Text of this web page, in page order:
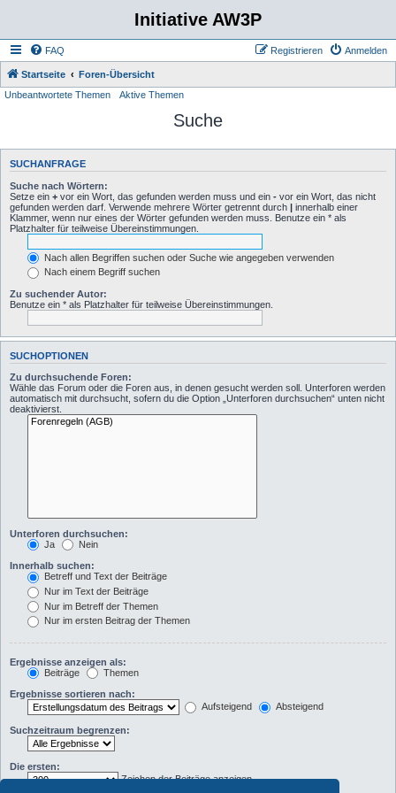
Initiative AW3P
FAQ Anmelden
Registrieren
Startseite
Foren-Übersicht
Unbeantwortete Themen
Aktive Themen
Suche
SUCHANFRAGE
Suche nach Wörtern:
Setze ein + vor ein Wort, das gefunden werden muss und ein - vor ein Wort, das nicht
gefunden werden darf. Verwende mehrere Wörter getrennt durch | innerhalb einer
Klammer, wenn nur eines der Wörter gefunden werden muss. Benutze ein * als
Platzhalter für teilweise Übereinstimmungen.
Nach allen Begriffen suchen oder Suche wie angegeben verwenden
Nach einem Begriff suchen
Zu suchender Autor:
Benutze ein * als Platzhalter für teilweise Übereinstimmungen.
SUCHOPTIONEN
Zu durchsuchende Foren:
Wähle das Forum oder die Foren aus, in denen gesucht werden soll. Unterforen werden
automatisch mit durchsucht, sofern du die Option „Unterforen durchsuchen“ unten nicht
deaktivierst.
Unterforen durchsuchen:
Ja
Nein
Innerhalb suchen:
Betreff und Text der Beiträge
Nur im Text der Beiträge
Nur im Betreff der Themen
Nur im ersten Beitrag der Themen
Ergebnisse anzeigen als:
Beiträge
Themen
Ergebnisse sortieren nach:
Aufsteigend
Absteigend
Suchzeitraum begrenzen:
Die ersten:
Zeichen der Beiträge anzeigen